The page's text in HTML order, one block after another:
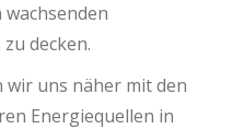
decken.
wir uns näher mit den
Energiequellen in